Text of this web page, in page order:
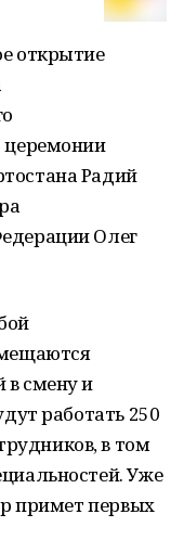
открытие
церемонии
Радий
Олег
в смену и
работать 250
в том
Уже
примет первых